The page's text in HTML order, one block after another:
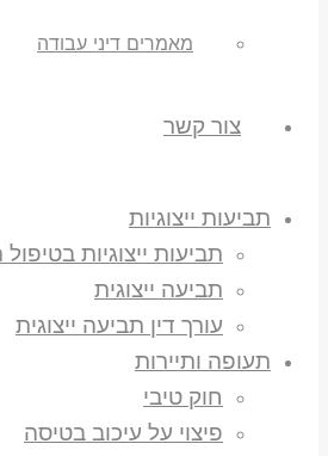
מאמרים דיני עבודה
צור קשר
תביעות ייצוגיות
תביעות ייצוגיות
תביעה ייצוגית
עורך דין תביעה ייצוגית
תעופה ותיירות
חוק טיבי
פיצוי על עיכוב בטיסה